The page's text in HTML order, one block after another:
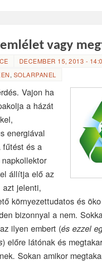
vagy
DECEMBER 15, 2013 -
, SOLARPANEL
Vajon ha
a házát
energiával
fűtést és a
állítja elő az
azt jelenti,
környezettudatos és
bizonnyal a nem.
ilyen embert (és ezzel
) előre látónak és
Sokan amikor